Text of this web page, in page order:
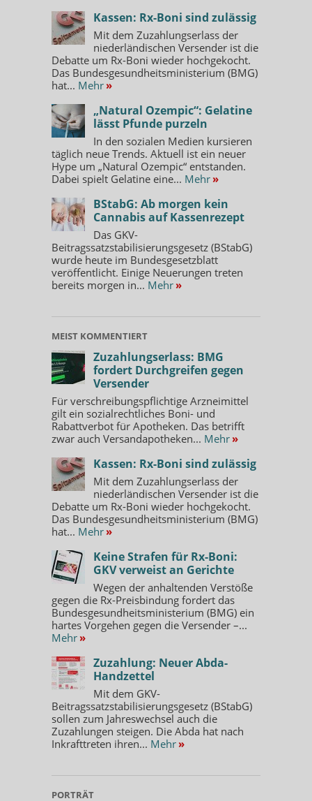
Kassen: Rx-Boni sind zulässig
Mit dem Zuzahlungserlass der
niederländischen Versender ist die
Debatte um Rx-Boni wieder hochgekocht.
Das Bundesgesundheitsministerium (BMG)
hat... Mehr »
„Natural Ozempic“: Gelatine
lässt Pfunde purzeln
In den sozialen Medien kursieren
täglich neue Trends. Aktuell ist ein neuer
Hype um „Natural Ozempic“ entstanden.
Dabei spielt Gelatine eine... Mehr »
BStabG: Ab morgen kein
Cannabis auf Kassenrezept
Das GKV-
Beitragssatzstabilisierungsgesetz (BStabG)
wurde heute im Bundesgesetzblatt
veröffentlicht. Einige Neuerungen treten
bereits morgen in... Mehr »
MEIST KOMMENTIERT
Zuzahlungserlass: BMG
fordert Durchgreifen gegen
Versender
Für verschreibungspflichtige Arzneimittel
gilt ein sozialrechtliches Boni- und
Rabattverbot für Apotheken. Das betrifft
zwar auch Versandapotheken... Mehr »
Kassen: Rx-Boni sind zulässig
Mit dem Zuzahlungserlass der
niederländischen Versender ist die
Debatte um Rx-Boni wieder hochgekocht.
Das Bundesgesundheitsministerium (BMG)
hat... Mehr »
Keine Strafen für Rx-Boni:
GKV verweist an Gerichte
Wegen der anhaltenden Verstöße
gegen die Rx-Preisbindung fordert das
Bundesgesundheitsministerium (BMG) ein
hartes Vorgehen gegen die Versender –...
Mehr »
Zuzahlung: Neuer Abda-
Handzettel
Mit dem GKV-
Beitragssatzstabilisierungsgesetz (BStabG)
sollen zum Jahreswechsel auch die
Zuzahlungen steigen. Die Abda hat nach
Inkrafttreten ihren... Mehr »
PORTRÄT